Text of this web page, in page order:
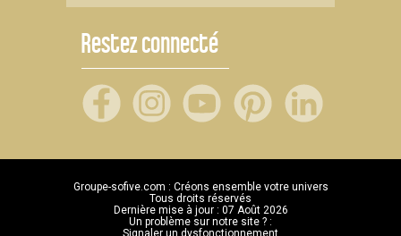
Restez connecté
Groupe-sofive.com : Créons ensemble votre univers
Tous droits réservés
Dernière mise à jour : 07 Août 2026
Un problème sur notre site ? :
Signaler un dysfonctionnement